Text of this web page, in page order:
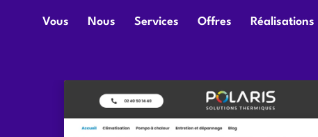
Vous Nous Services Offres Réalisations